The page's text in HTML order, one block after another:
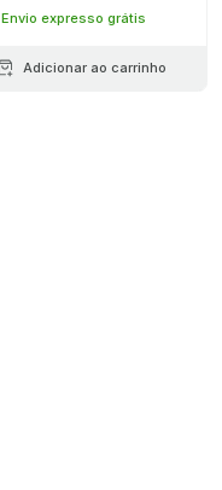
Envio expresso grátis
Adicionar ao carrinho